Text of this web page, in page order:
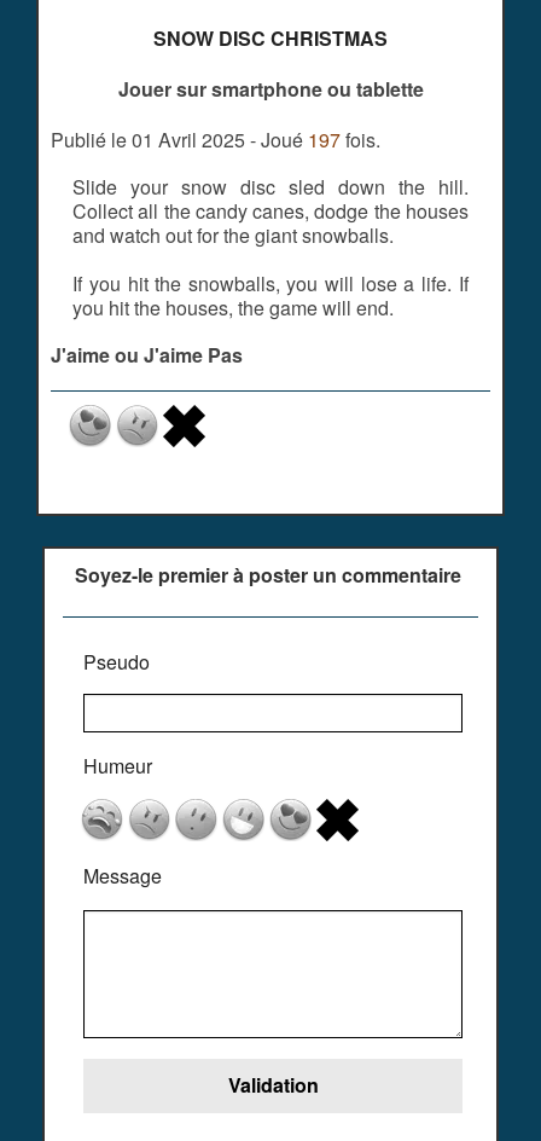
SNOW DISC CHRISTMAS
Jouer sur smartphone ou tablette
Publié le 01 Avril 2025 - Joué 197fois.
Slide your snow disc sled down the hill.
Collect all the candy canes, dodge the houses
and watch out for the giant snowballs.
If you hit the snowballs, you will lose a life. If
you hit the houses, the game will end.
J'aime ou J'aime Pas
Soyez-le premier à poster un commentaire
Pseudo
Humeur
Message